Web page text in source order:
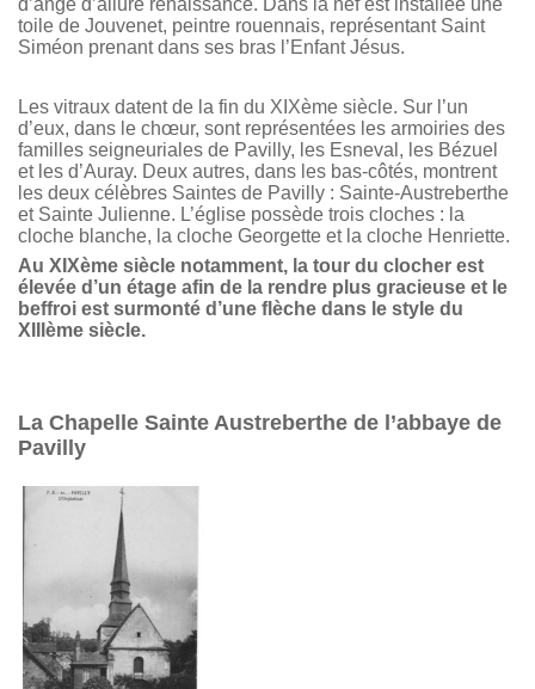
d’ange d’allure renaissance. Dans la nef est installée une
toile de Jouvenet, peintre rouennais, représentant Saint
Siméon prenant dans ses bras l’Enfant Jésus.
Les vitraux datent de la fin du XIXème siècle. Sur l’un
d’eux, dans le chœur, sont représentées les armoiries des
familles seigneuriales de Pavilly, les Esneval, les Bézuel
et les d’Auray. Deux autres, dans les bas-côtés, montrent
les deux célèbres Saintes de Pavilly : Sainte-Austreberthe
et Sainte Julienne. L’église possède trois cloches : la
cloche blanche, la cloche Georgette et la cloche Henriette.
Au XIXème siècle notamment, la tour du clocher est
élevée d’un étage afin de la rendre plus gracieuse et le
beffroi est surmonté d’une flèche dans le style du
XIIIème siècle.
La Chapelle Sainte Austreberthe de l’abbaye de
Pavilly